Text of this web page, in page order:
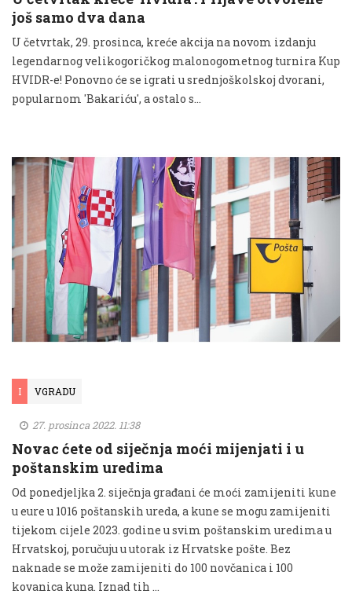
još samo dva dana
U četvrtak, 29. prosinca, kreće akcija na novom izdanju
legendarnog velikogoričkog malonogometnog turnira Kup
HVIDR-e! Ponovno će se igrati u srednjoškolskoj dvorani,
popularnom 'Bakariću', a ostalo s...
I VGRADU
27. prosinca 2022. 11:38
Novac ćete od siječnja moći mijenjati i u
poštanskim uredima
Od ponedjeljka 2. siječnja građani će moći zamijeniti kune
u eure u 1016 poštanskih ureda, a kune se mogu zamijeniti
tijekom cijele 2023. godine u svim poštanskim uredima u
Hrvatskoj, poručuju u utorak iz Hrvatske pošte. Bez
naknade se može zamijeniti do 100 novčanica i 100
kovanica kuna. Iznad tih …